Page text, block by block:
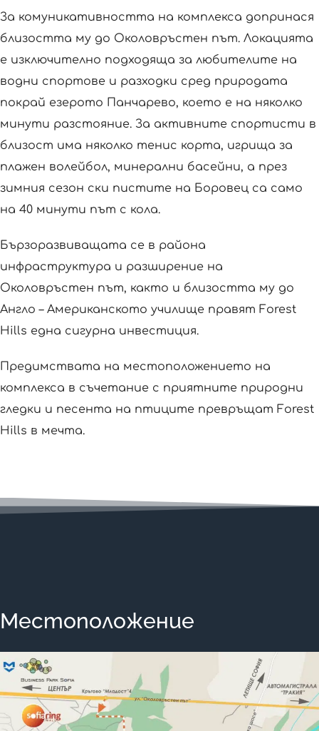
За комуникативността на комплекса допринася
близостта му до Околовръстен път. Локацията
е изключително подходяща за любителите на
водни спортове и разходки сред природата
покрай езерото Панчарево, което е на няколко
минути разстояние. За активните спортисти в
близост има няколко тенис корта, игрища за
плажен волейбол, минерални басейни, а през
зимния сезон ски пистите на Боровец са само
на 40 минути път с кола.
Бързоразвиващата се в района
инфраструктура и разширение на
Околовръстен път, както и близостта му до
Англо – Американското училище правят Forest
Hills една сигурна инвестиция.
Предимствата на местоположението на
комплекса в съчетание с приятните природни
гледки и песента на птиците превръщат Forest
Hills в мечта.
Местоположение